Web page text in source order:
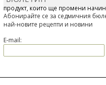
продукт, който ще промени
Абонирайте се за седмичния
най-новите рецепти и новини
E-mail: